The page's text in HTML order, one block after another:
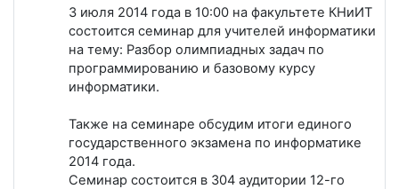
3 июля 2014 года в 10:00 на факультете КНиИТ
состоится семинар для учителей информатики
на тему: Разбор олимпиадных задач по
программированию и базовому курсу
информатики.
Также на семинаре обсудим итоги единого
государственного экзамена по информатике
2014 года.
Семинар состоится в 304 аудитории 12-го